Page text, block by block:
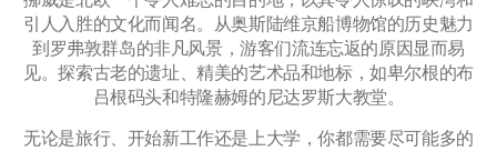
引人入胜的文化而闻名。从奥斯陆维京船博物馆的历史魅力
到罗弗敦群岛的非凡风景，游客们流连忘返的原因显而易
见。探索古老的遗址、精美的艺术品和地标，如卑尔根的布
吕根码头和特隆赫姆的尼达罗斯大教堂。
无论是旅行、开始新工作还是上大学，你都需要尽可能多的